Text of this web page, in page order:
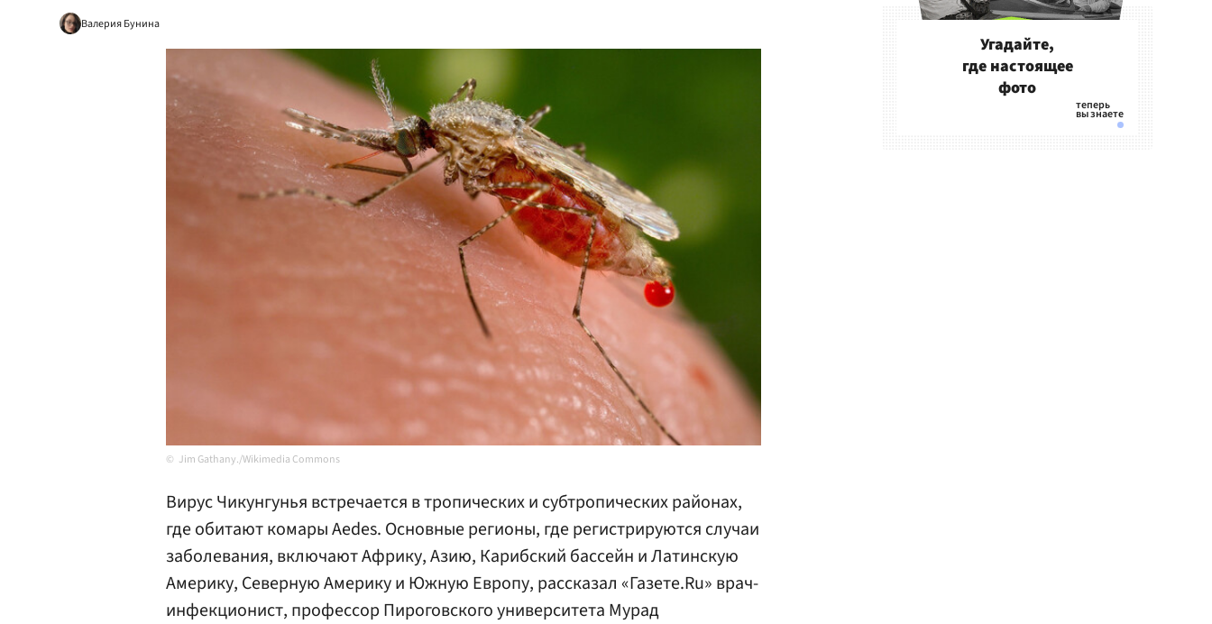
Валерия Бунина
Jim Gathany./Wikimedia Commons
Вирус Чикунгунья встречается в тропических и субтропических районах,
где обитают комары Aedes. Основные регионы, где регистрируются случаи
заболевания, включают Африку, Азию, Карибский бассейн и Латинскую
Америку, Северную Америку и Южную Европу, рассказал «Газете.Ru» врач-
инфекционист, профессор Пироговского университета Мурад
Угадайте,
где настоящее
фото